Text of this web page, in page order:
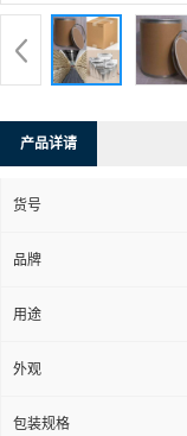
产品详请
货号
品牌
用途
外观
包装规格